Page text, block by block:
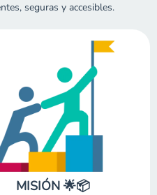
seguras y accesibles.
MISIÓN 🌟📦